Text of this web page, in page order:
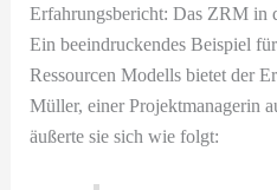
Erfahrungsbericht: Das ZRM in
Ein beeindruckendes Beispiel
Ressourcen Modells bietet der
Müller, einer Projektmanagerin
äußerte sie sich wie folgt: